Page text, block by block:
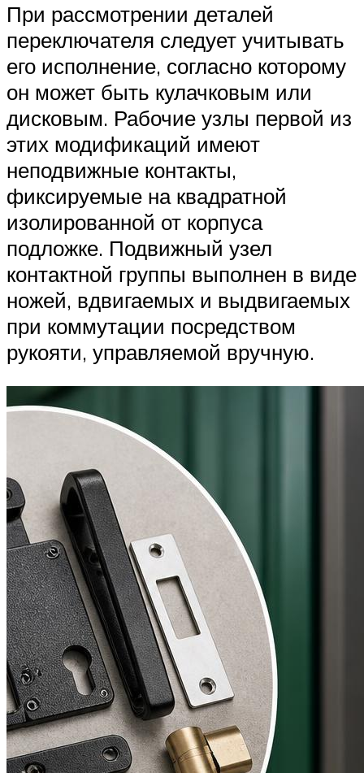
При рассмотрении деталей
переключателя следует учитывать
его исполнение, согласно которому
он может быть кулачковым или
дисковым. Рабочие узлы первой из
этих модификаций имеют
неподвижные контакты,
фиксируемые на квадратной
изолированной от корпуса
подложке. Подвижный узел
контактной группы выполнен в виде
ножей, вдвигаемых и выдвигаемых
при коммутации посредством
рукояти, управляемой вручную.